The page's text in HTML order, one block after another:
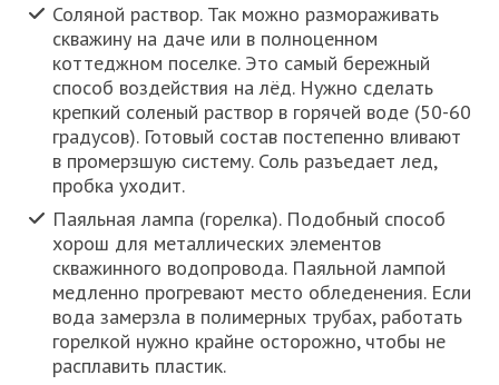
Соляной раствор. Так можно размораживать
скважину на даче или в полноценном
коттеджном поселке. Это самый бережный
способ воздействия на лёд. Нужно сделать
крепкий соленый раствор в горячей воде (50-60
градусов). Готовый состав постепенно вливают
в промерзшую систему. Соль разъедает лед,
пробка уходит.
Паяльная лампа (горелка). Подобный способ
хорош для металлических элементов
скважинного водопровода. Паяльной лампой
медленно прогревают место обледенения. Если
вода замерзла в полимерных трубах, работать
горелкой нужно крайне осторожно, чтобы не
расплавить пластик.